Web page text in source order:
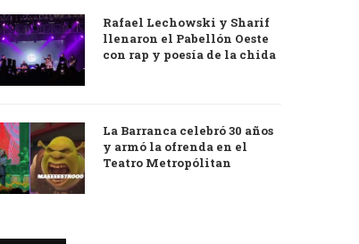
Rafael Lechowski y Sharif
llenaron el Pabellón Oeste
con rap y poesía de la chida
La Barranca celebró 30 años
y armó la ofrenda en el
Teatro Metropólitan